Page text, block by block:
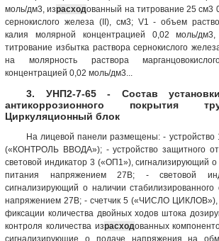
моль/дм3, израсходованный на титрование 25 см3
сернокислого железа (II), см3; V1 - объем
калия молярной концентрацией 0,02 моль/
титрование избытка раствора сернокислого
на молярность раствора
концентрацией 0,02 моль/дм3...
3. УНП2-7-65 - Состав
антикоррозионного покрытия
Циркуляционный блок
На лицевой панели размещены: - устройство
(«КОНТРОЛЬ ВВОДА»); - устройство защитного
световой индикатор 3 («ОП1»), сигнализирующий о
питания напряжением 27В; - световой
сигнализирующий о наличии стабилизированного
напряжением 27В; - счетчик 5 («ЧИСЛО ЦИКЛОВ»),
фиксации количества двойных ходов штока
контроля количества израсходованных
сигнализирующие о подаче напряжения на